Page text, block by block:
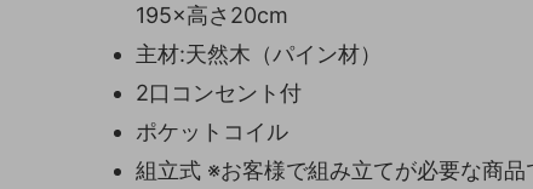
195×高さ20cm
主材:天然木（パイン材）
2口コンセント付
ポケットコイル
組立式 ※お客様で組み立てが必要な商品